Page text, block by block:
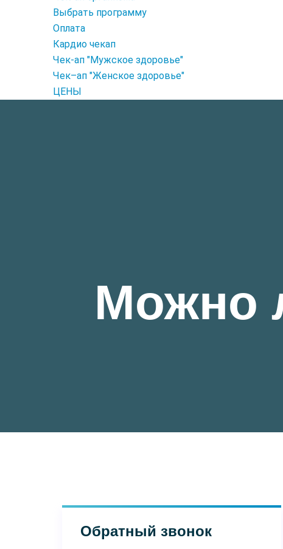
Выбрать программу
Оплата
Кардио чекап
Чек-ап "Мужское здоровье"
Чек–ап "Женское здоровье"
ЦЕНЫ
Можно
Обратный звонок